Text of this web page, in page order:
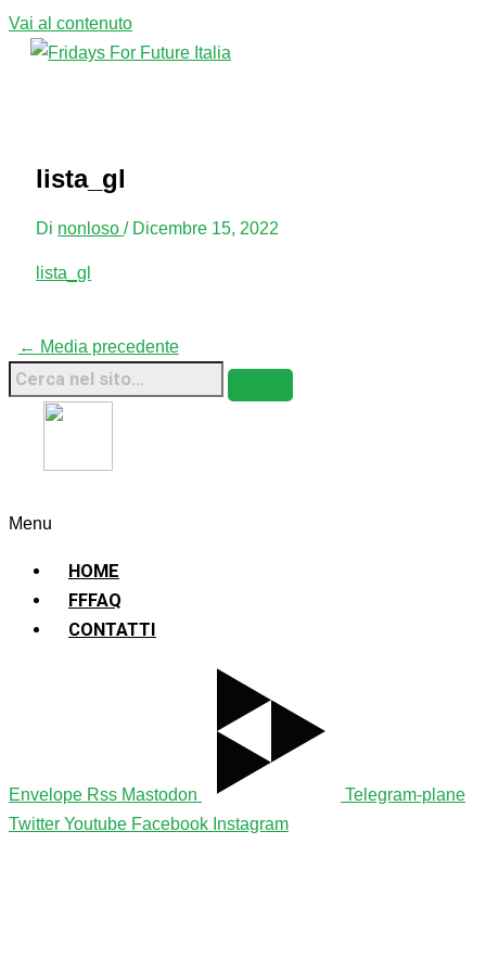
Vai al contenuto
lista_gl
Di nonloso/ Dicembre 15, 2022
lista_gl
← Media precedente
Menu
HOME
FFFAQ
CONTATTI
Envelope Rss Mastodon
Telegram-plane
Twitter Youtube Facebook Instagram